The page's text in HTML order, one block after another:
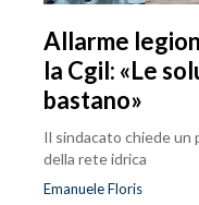
Allarme
la Cgil: «Le
bastano»
Il sindacato chiede un
della rete idrica
Emanuele Floris